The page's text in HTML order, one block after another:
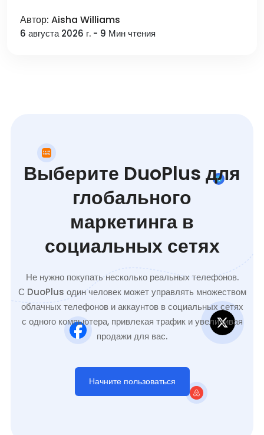
Автор: Aisha Williams
6 августа 2026 г. - 9 Мин чтения
Выберите DuoPlus для
глобального
маркетинга в
социальных сетях
Не нужно покупать несколько реальных телефонов.
С DuoPlus один человек может управлять множеством
облачных телефонов и аккаунтов в социальных сетях
с одного компьютера, привлекая трафик и увеличивая
продажи для вас.
Начните пользоваться